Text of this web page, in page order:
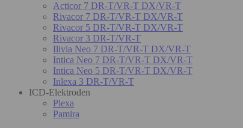
Acticor 7 DR-T/VR-T DX/VR-T
Rivacor 7 DR-T/VR-T DX/VR-T
Rivacor 5 DR-T/VR-T DX/VR-T
Rivacor 3 DR-T/VR-T
Ilivia Neo 7 DR-T/VR-T DX/VR-T
Intica Neo 7 DR-T/VR-T DX/VR-T
Intica Neo 5 DR-T/VR-T DX/VR-T
Inlexa 3 DR-T/VR-T
ICD-Elektroden
Plexa
Pamira